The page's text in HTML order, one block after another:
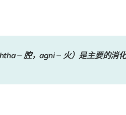
– 腔，agni – 火）是主要的消